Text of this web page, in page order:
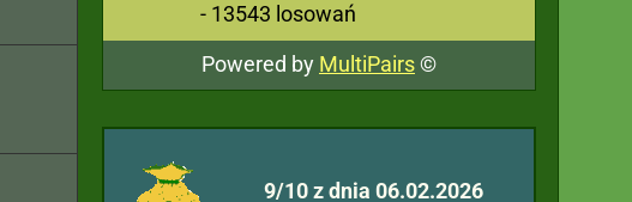
- 13543 losowań
Powered by MultiPairs©
9/10 z dnia 06.02.2026